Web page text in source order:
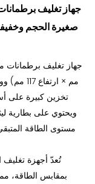
صغيرة الحجم
تخزين كبيرة على
مستوى الطاقة
تُعدّ أجهزة تغليف
بمقابس الطاقة،